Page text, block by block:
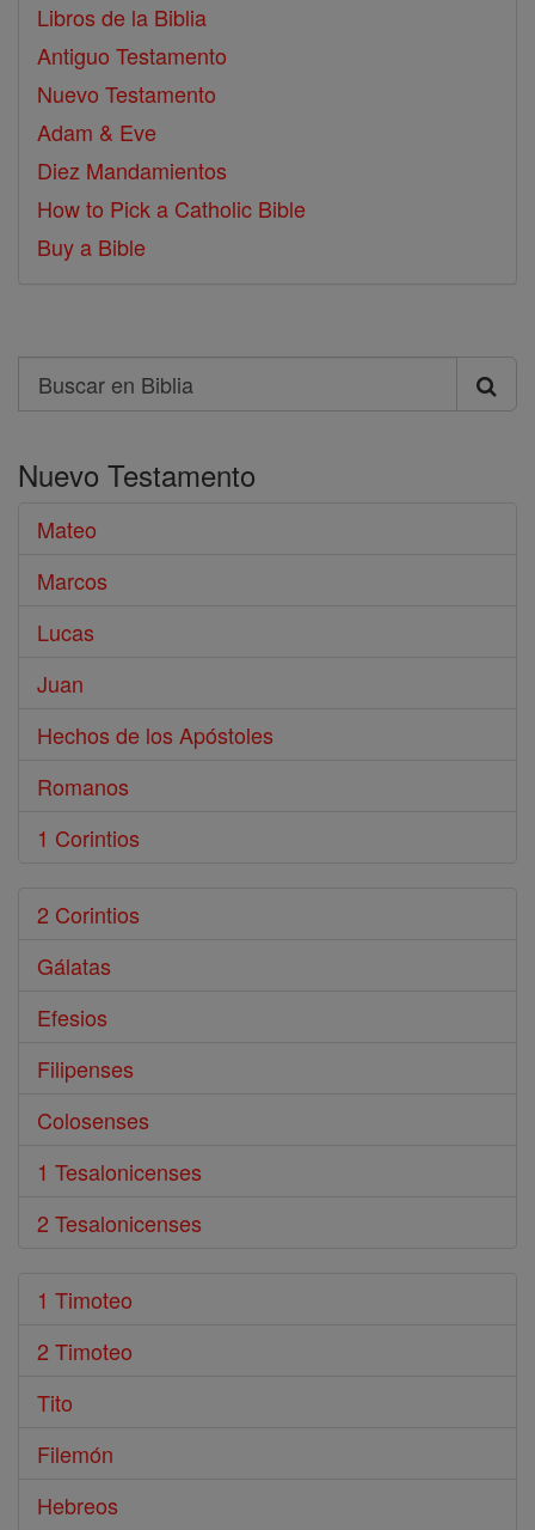
Libros de la Biblia
Antiguo Testamento
Nuevo Testamento
Adam & Eve
Diez Mandamientos
How to Pick a Catholic Bible
Buy a Bible
Search
Buscar
Biblia
Nuevo Testamento
Mateo
Marcos
Lucas
Juan
Hechos de los Apóstoles
Romanos
1 Corintios
2 Corintios
Gálatas
Efesios
Filipenses
Colosenses
1 Tesalonicenses
2 Tesalonicenses
1 Timoteo
2 Timoteo
Tito
Filemón
Hebreos